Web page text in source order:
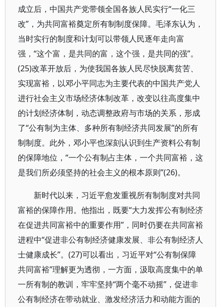
成立后，中国共产党带领全国各族人民实行“一化三
改”，为共同富裕奠定所有制制度保障。毛泽东认为，
当时实行的制度和计划可以带领人民逐年走向富
强，“这个富，是共同的富，这个强，是共同的强”。
(25)改革开放后，为使我国各族人民尽快脱离贫苦、
实现富裕，以邓小平同志为主要代表的中国共产党人
进行社会主义市场经济体制改革，改变以往高度集中
的计划经济体制，动态调整政府与市场的关系，形成
了“公有制为主体、多种所有制经济共同发展”的所有
制制度。此外，邓小平也深刻认识到生产资料公有制
的保障地位，“一个公有制占主体，一个共同富裕，这
是我们所必须坚持的社会主义的根本原则”(26)。
新时代以来，习近平愈发重视所有制制度对共同
富裕的保障作用。他指出，既要“大力发挥公有制经济
在促进共同富裕中的重要作用”，同时仍要在共同富裕
进程中“促进非公有制经济健康发展、非公有制经济人
士健康成长”。(27)可以看出，习近平对“公有制保障
共同富裕”理解更为透彻，一方面，汲取高度集中的单
一所有制的教训，牢牢坚持“两个毫不动摇”，促进非
公有制经济在带动就业、激发经济活力和动能方面的